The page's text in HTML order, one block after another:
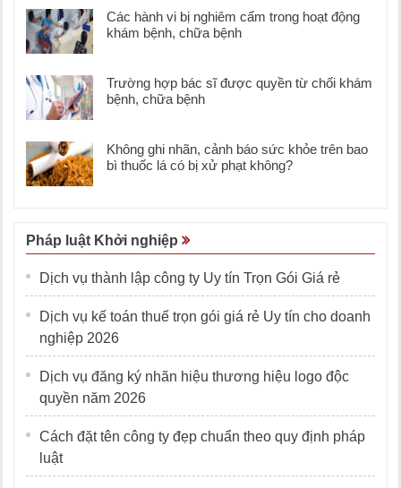
Các hành vi bị nghiêm cấm trong hoạt động
khám bệnh, chữa bệnh
Trường hợp bác sĩ được quyền từ chối khám
bệnh, chữa bệnh
Không ghi nhãn, cảnh báo sức khỏe trên bao
bì thuốc lá có bị xử phạt không?
Pháp luật Khởi nghiệp
Dịch vụ thành lập công ty Uy tín Trọn Gói Giá rẻ
Dịch vụ kế toán thuế trọn gói giá rẻ Uy tín cho doanh
nghiệp 2026
Dịch vụ đăng ký nhãn hiệu thương hiệu logo độc
quyền năm 2026
Cách đặt tên công ty đẹp chuẩn theo quy định pháp
luật